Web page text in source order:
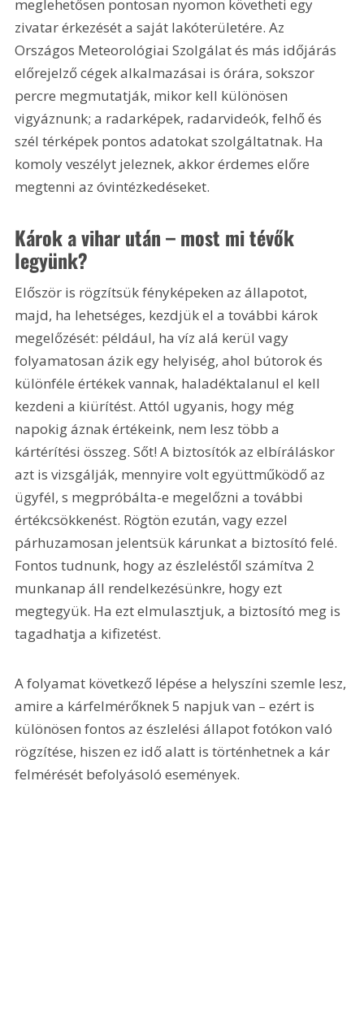
meglehetősen pontosan nyomon követheti egy
zivatar érkezését a saját lakóterületére. Az
Országos Meteorológiai Szolgálat és más időjárás
előrejelző cégek alkalmazásai is órára, sokszor
percre megmutatják, mikor kell különösen
vigyáznunk; a radarképek, radarvideók, felhő és
szél térképek pontos adatokat szolgáltatnak. Ha
komoly veszélyt jeleznek, akkor érdemes előre
megtenni az óvintézkedéseket.
Károk a vihar után – most mi tévők
legyünk?
Először is rögzítsük fényképeken az állapotot,
majd, ha lehetséges, kezdjük el a további károk
megelőzését: például, ha víz alá kerül vagy
folyamatosan ázik egy helyiség, ahol bútorok és
különféle értékek vannak, haladéktalanul el kell
kezdeni a kiürítést. Attól ugyanis, hogy még
napokig áznak értékeink, nem lesz több a
kártérítési összeg. Sőt! A biztosítók az elbíráláskor
azt is vizsgálják, mennyire volt együttműködő az
ügyfél, s megpróbálta-e megelőzni a további
értékcsökkenést. Rögtön ezután, vagy ezzel
párhuzamosan jelentsük kárunkat a biztosító felé.
Fontos tudnunk, hogy az észleléstől számítva 2
munkanap áll rendelkezésünkre, hogy ezt
megtegyük. Ha ezt elmulasztjuk, a biztosító meg is
tagadhatja a kifizetést.
A folyamat következő lépése a helyszíni szemle lesz,
amire a kárfelmérőknek 5 napjuk van – ezért is
különösen fontos az észlelési állapot fotókon való
rögzítése, hiszen ez idő alatt is történhetnek a kár
felmérését befolyásoló események.